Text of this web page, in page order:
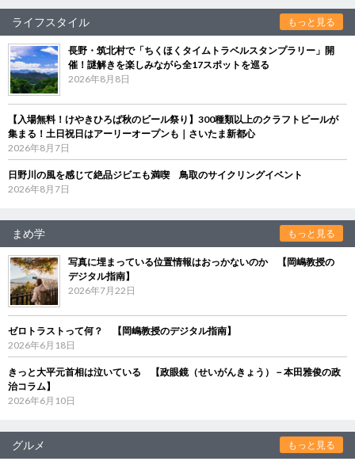
ライフスタイル もっと見る
長野・筑北村で「ちくほくタイムトラベルスタンプラリー」開
催！謎解きを楽しみながら全17スポットを巡る
2026年8月8日
【入場無料！けやきひろば秋のビール祭り】300種類以上のクラフトビールが
集まる！土日祝日はアーリーオープンも｜さいたま新都心
2026年8月7日
日野川の風を感じて絶品ジビエも満喫 鳥取のサイクリングイベント
2026年8月7日
まめ学 もっと見る
写真に埋まっている位置情報はおっかないのか 【岡嶋教授の
デジタル指南】
2026年7月22日
ゼロトラストって何？ 【岡嶋教授のデジタル指南】
2026年6月18日
きっと大平元首相は泣いている 【政眼鏡（せいがんきょう）－本田雅俊の政
治コラム】
2026年6月10日
グルメ もっと見る